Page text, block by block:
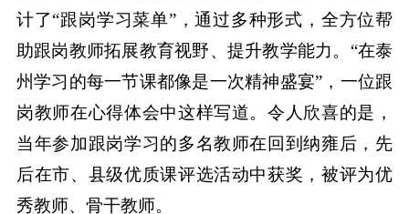
计了“跟岗学习菜单”，通过多种形式，全方位帮
助跟岗教师拓展教育视野、提升教学能力。“在泰
州学习的每一节课都像是一次精神盛宴”，一位跟
岗教师在心得体会中这样写道。令人欣喜的是，
当年参加跟岗学习的多名教师在回到纳雍后，先
后在市、县级优质课评选活动中获奖，被评为优
秀教师、骨干教师。